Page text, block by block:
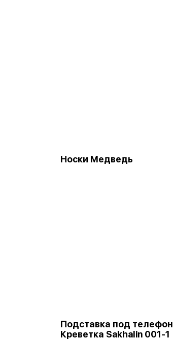
Носки Медведь
Подставка под телефон
Креветка Sakhalin 001-1